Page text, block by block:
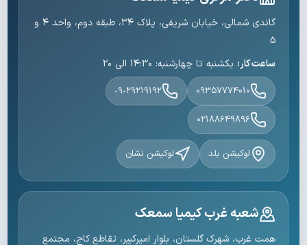
گاندی شمالی، خیابان شریفی، پلاک ۳۴، طبقه دوم، واحد ۴ و
۵
ساعت کار: یکشنبه تا چهارشنبه: ۱۴:۳۰ الی ۲۰
۰۹۳۵۷۷۷۴۰۱۰ ٠٩٠٢٩٢١٩١٩٢
۰۲۱۸۸۶۴۹۸۹۶
لوکیشن بلد لوکیشن نشان
شعبه غرب کیمیا سمعک
همت غرب، شهرک گلستان، بلوار امیرکبیر، تقاطع کاج، مجتمع